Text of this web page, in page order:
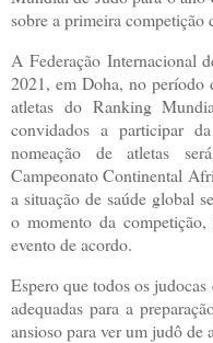
sobre a primeira competição
A Federação Internacional
2021, em Doha, no período
atletas do Ranking
convidados a participar
nomeação de atletas
Campeonato Continental
a situação de saúde global
o momento da
evento de acordo.
Espero que todos os
adequadas para a
ansioso para ver um judô de